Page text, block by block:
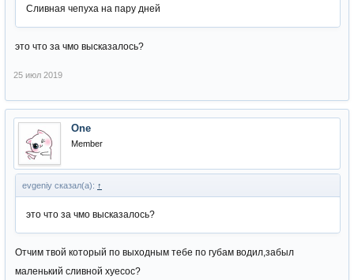
Cливная чепуха на пару дней
это что за чмо высказалось?
25 июл 2019
One
Member
evgeniy сказал(а): ↑
это что за чмо высказалось?
Отчим твой который по выходным тебе по губам водил,забыл
маленький сливной хуесос?